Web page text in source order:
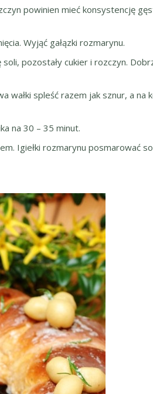
powinien mieć konsystencję
Wyjąć gałązki rozmarynu.
pozostały cukier i rozczyn.
wałki spleść razem jak sznur, a na
na 30 – 35 minut.
Igiełki rozmarynu posmarować